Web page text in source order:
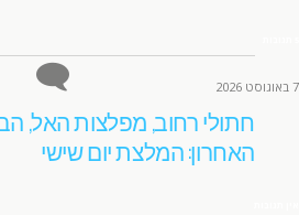
7 באוגוסט 2026
חתולי רחוב, מפלצות האל,
האחרון: המלצת יום שישי